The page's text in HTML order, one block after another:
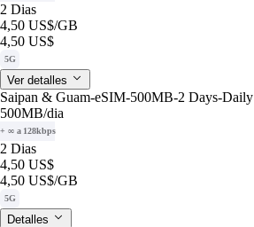
2 Dias
4,50 US$/GB
4,50 US$
5G
Ver detalles
Saipan & Guam-eSIM-500MB-2 Days-Daily
500MB/dia
+ ∞ a 128kbps
2 Dias
4,50 US$
4,50 US$/GB
5G
Detalles